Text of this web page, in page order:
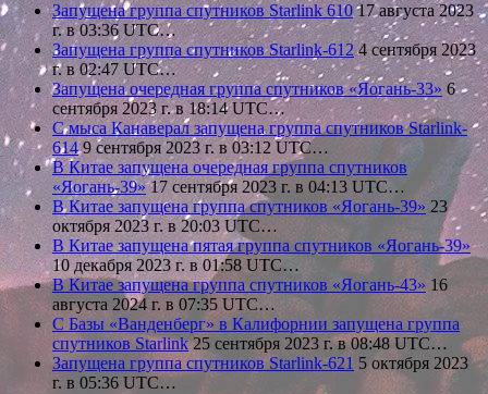
Запущена группа спутников Starlink 61017 августа 2023
г. в 03:36 UTC…
Запущена группа спутников Starlink-612 4 сентября 2023
г. в 02:47 UTC…
Запущена очередная группа спутников «Яогань-33» 6
сентября 2023 г. в 18:14 UTC…
С мыса Канаверал запущена группа спутников Starlink-
6149 сентября 2023 г. в 03:12 UTC…
В Китае запущена очередная группа спутников
«Яогань-39»17 сентября 2023 г. в 04:13 UTC…
В Китае запущена группа спутников «Яогань-39» 23
октября 2023 г. в 20:03 UTC…
В Китае запущена пятая группа спутников «Яогань-39»
10 декабря 2023 г. в 01:58 UTC…
В Китае запущена группа спутников «Яогань-43» 16
августа 2024 г. в 07:35 UTC…
С Базы «Ванденберг» в Калифорнии запущена группа
спутников Starlink25 сентября 2023 г. в 08:48 UTC…
Запущена группа спутников Starlink-621 5 октября 2023
г. в 05:36 UTC…